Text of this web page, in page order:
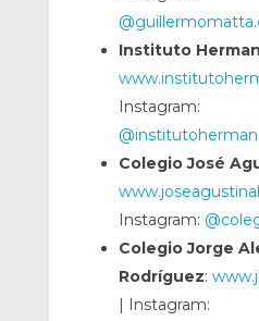
Instituto
Instagram:
Colegio José
Instagram:
Colegio Jorge
Rodríguez:
| Instagram: